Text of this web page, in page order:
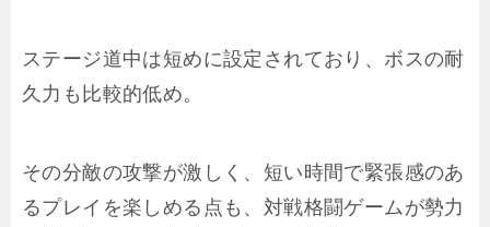
ステージ道中は短めに設定されており、ボスの耐
久力も比較的低め。
その分敵の攻撃が激しく、短い時間で緊張感のあ
るプレイを楽しめる点も、対戦格闘ゲームが勢力